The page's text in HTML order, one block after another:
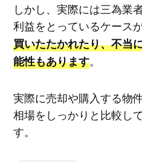
しかし、実際には三為業
利益をとっているケース
買いたたかれたり、不当
能性もあります。
実際に売却や購入する物
相場をしっかりと比較し
す。